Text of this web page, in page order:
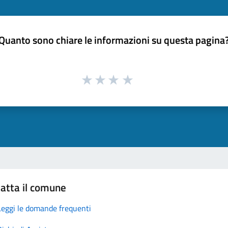
sono chiare le informazioni su questa
il comune
le domande frequenti